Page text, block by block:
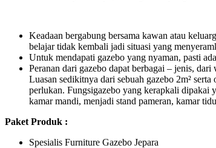
Keadaan bergabung bersama kawan atau
belajar tidak kembali jadi situasi yang
Untuk mendapati gazebo yang nyaman, pasti
Peranan dari gazebo dapat berbagai – jenis,
Luasan sedikitnya dari sebuah gazebo 2m²
perlukan. Fungsigazebo yang kerapkali dipakai
kamar mandi, menjadi stand pameran, kamar
Paket Produk :
Spesialis Furniture Gazebo Jepara